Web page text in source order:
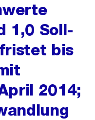
1,0 Soll-
bis
2014;